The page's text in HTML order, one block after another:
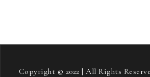
Copyright © 2022 | All Rights